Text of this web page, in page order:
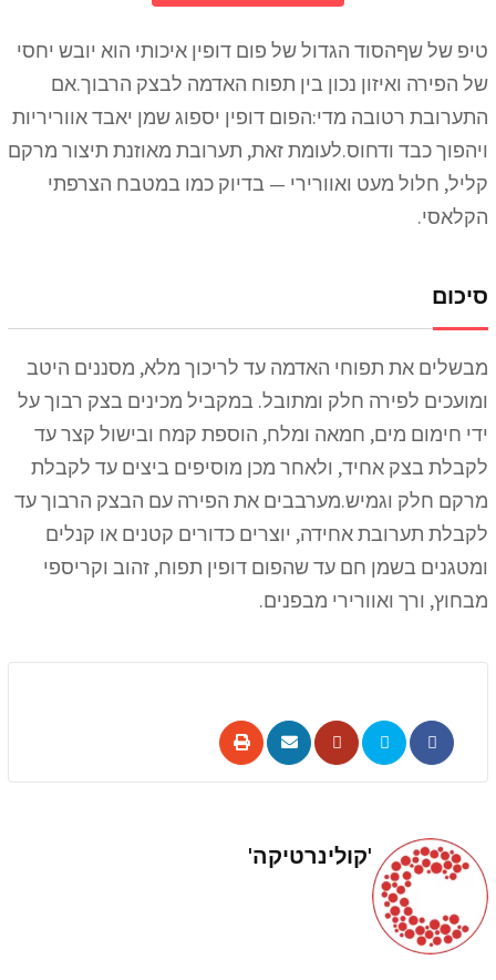
טיפ של שףהסוד הגדול של פום דופין איכותי הוא יובש יחסי
של הפירה ואיזון נכון בין תפוח האדמה לבצק הרבוך.אם
התערובת רטובה מדי:הפום דופין יספוג שמן יאבד אווריריות
ויהפוך כבד ודחוס.לעומת זאת, תערובת מאוזנת תיצור מרקם
קליל, חלול מעט ואוורירי — בדיוק כמו במטבח הצרפתי
הקלאסי.
סיכום
מבשלים את תפוחי האדמה עד לריכוך מלא, מסננים היטב
ומועכים לפירה חלק ומתובל. במקביל מכינים בצק רבוך על
ידי חימום מים, חמאה ומלח, הוספת קמח ובישול קצר עד
לקבלת בצק אחיד, ולאחר מכן מוסיפים ביצים עד לקבלת
מרקם חלק וגמיש.מערבבים את הפירה עם הבצק הרבוך עד
לקבלת תערובת אחידה, יוצרים כדורים קטנים או קנלים
ומטגנים בשמן חם עד שהפום דופין תפוח, זהוב וקריספי
מבחוץ, ורך ואוורירי מבפנים.
'קולינרטיקה'